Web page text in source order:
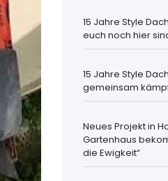
15 Jahre Style
euch noch hier
15 Jahre Style
gemeinsam
Neues Projekt in
Gartenhaus
die Ewigkeit“